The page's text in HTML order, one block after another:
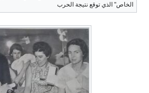
الخاص" الذي توقع نتيجة الحرب